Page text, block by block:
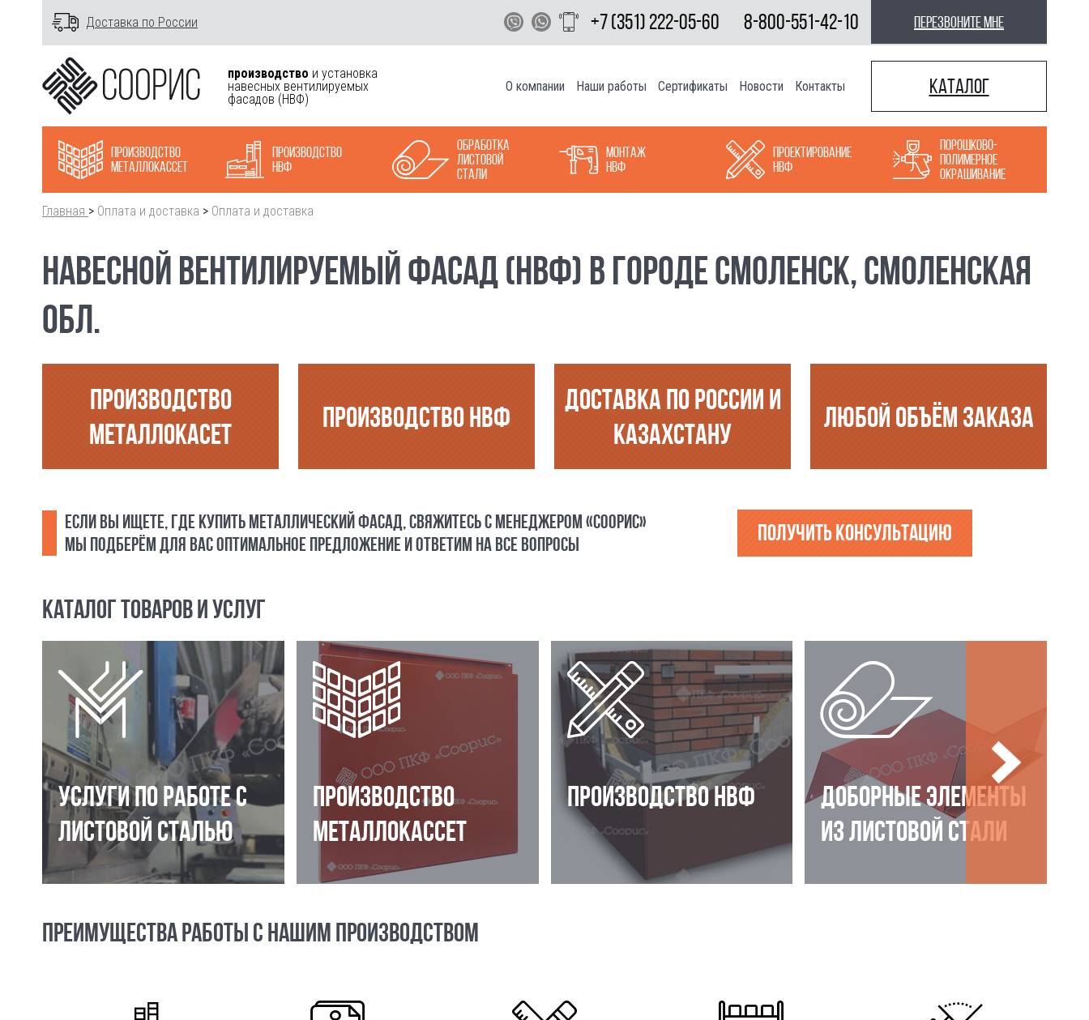
Доставка по России +7 (351) 222-05-60 8-800-551-42-10 перезвоните мне
производство и установка
навесных вентилируемых
фасадов (НВФ)
О компании Наши работы Сертификаты Новости Контакты Каталог
Производство
металлокасcет
Производство
НВФ
Обработка
листовой
стали
Монтаж
НВФ
Проектирование
НВФ
Порошково-
полимерное
окрашивание
Главная > Оплата и доставка > Оплата и доставка
НАВЕСНОЙ ВЕНТИЛИРУЕМЫЙ ФАСАД (НВФ) В ГОРОДЕ СМОЛЕНСК, СМОЛЕНСКАЯ
ОБЛ.
ПРОИЗВОДСТВО
МЕТАЛЛОКАСЕТ
ПРОИЗВОДСТВО НВФ
ДОСТАВКА ПО РОССИИ И
КАЗАХСТАНУ
ЛЮБОЙ ОБЪЁМ ЗАКАЗА
ЕСЛИ ВЫ ИЩЕТЕ, ГДЕ КУПИТЬ МЕТАЛЛИЧЕСКИЙ ФАСАД, СВЯЖИТЕСЬ С МЕНЕДЖЕРОМ «СООРИС»
МЫ ПОДБЕРЁМ ДЛЯ ВАС ОПТИМАЛЬНОЕ ПРЕДЛОЖЕНИЕ И ОТВЕТИМ НА ВСЕ ВОПРОСЫ
Получить консультацию
КАТАЛОГ ТОВАРОВ И УСЛУГ
УСЛУГИ ПО РАБОТЕ С
ЛИСТОВОЙ СТАЛЬЮ
ПРОИЗВОДСТВО
МЕТАЛЛОКАССЕТ
ПРОИЗВОДСТВО НВФ
ДОБОРНЫЕ ЭЛЕМЕНТЫ
ИЗ ЛИСТОВОЙ СТАЛИ
ПРЕИМУЩЕСТВА РАБОТЫ С НАШИМ ПРОИЗВОДСТВОМ